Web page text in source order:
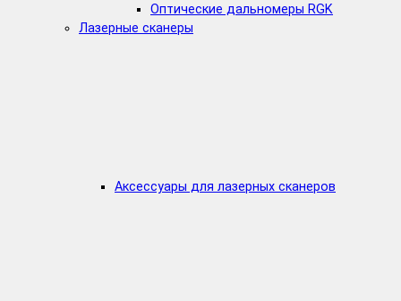
Оптические дальномеры RGK
Лазерные сканеры
Аксессуары для лазерных сканеров